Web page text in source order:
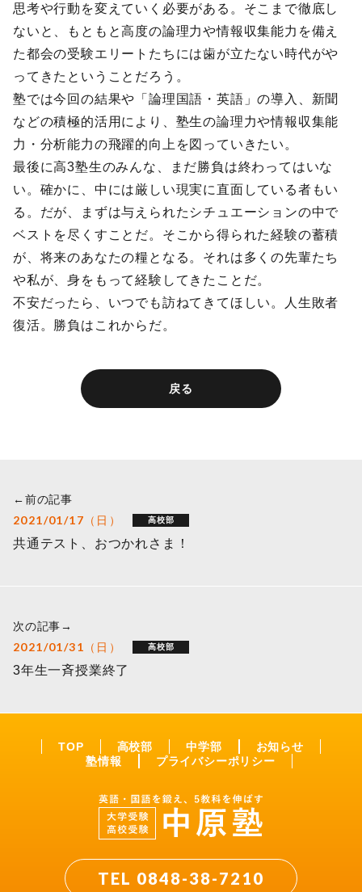
思考や行動を変えていく必要がある。そこまで徹底し
ないと、もともと高度の論理力や情報収集能力を備え
た都会の受験エリートたちには歯が立たない時代がや
ってきたということだろう。
塾では今回の結果や「論理国語・英語」の導入、新聞
などの積極的活用により、塾生の論理力や情報収集能
力・分析能力の飛躍的向上を図っていきたい。
最後に高3塾生のみんな、まだ勝負は終わってはいな
い。確かに、中には厳しい現実に直面している者もい
る。だが、まずは与えられたシチュエーションの中で
ベストを尽くすことだ。そこから得られた経験の蓄積
が、将来のあなたの糧となる。それは多くの先輩たち
や私が、身をもって経験してきたことだ。
不安だったら、いつでも訪ねてきてほしい。人生敗者
復活。勝負はこれからだ。
戻る
←前の記事
2021/01/17（日） 高校部
共通テスト、おつかれさま！
次の記事→
2021/01/31（日） 高校部
3年生一斉授業終了
TOP 高校部 中学部
お知らせ
塾情報
プライバシーポリシー
TEL 0848-38-7210